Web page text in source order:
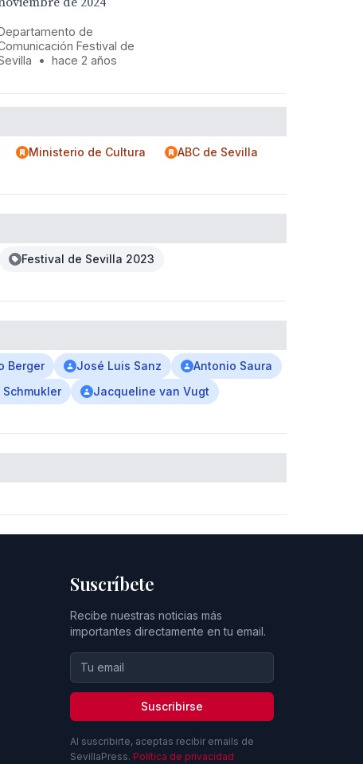
de
Festival de
• hace 2 años
Ministerio de Cultura
ABC de Sevilla
Festival de Sevilla 2023
Berger José Luis Sanz
Antonio Saura
Schmukler
Jacqueline van Vugt
Suscríbete
Recibe nuestras noticias más
importantes directamente en tu email.
Suscribirse
Al suscribirte, aceptas recibir emails de
SevillaPress. Política de privacidad